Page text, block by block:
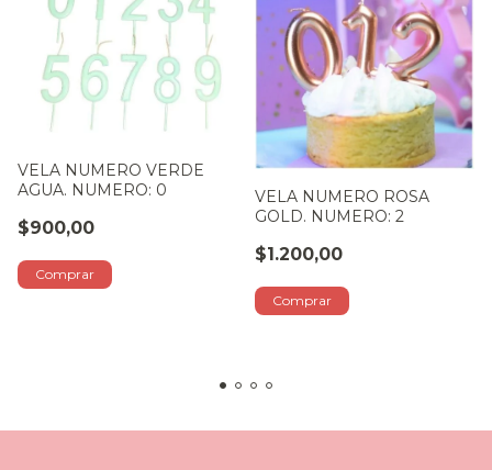
VELA NUMERO VERDE
AGUA. NUMERO: 0
$900,00
VELA NUMERO ROSA
GOLD. NUMERO: 2
$1.200,00